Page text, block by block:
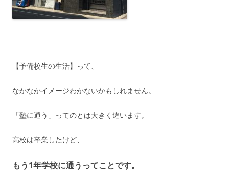
【予備校生の生活】って、
なかなかイメージわかないかもしれません。
「塾に通う」ってのとは大きく違います。
高校は卒業したけど、
もう1年学校に通うってことです。